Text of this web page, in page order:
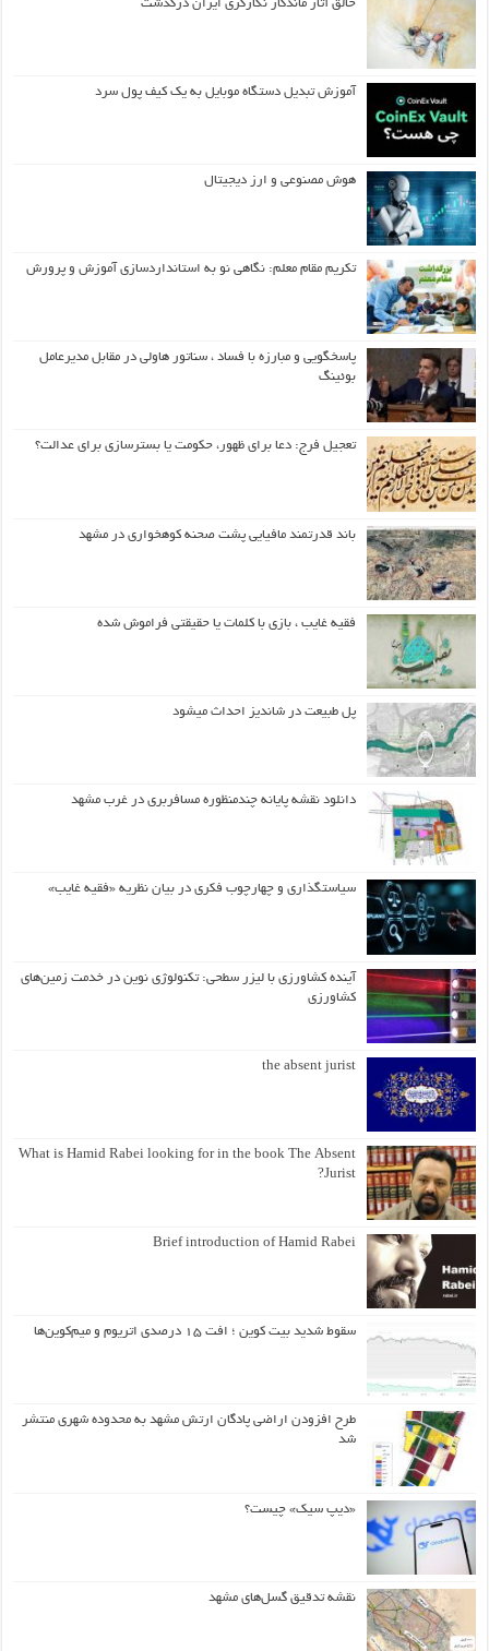
خالق آثار ماندگار نگارگری ایران درگذشت
آموزش تبدیل دستگاه موبایل به یک کیف‌ پول سرد
هوش مصنوعی و ارز دیجیتال
تکریم مقام معلم: نگاهی نو به استانداردسازی آموزش و پرورش
پاسخگویی و مبارزه با فساد ، سناتور هاولی در مقابل مدیرعامل
بوئینگ
تعجیل فرج: دعا برای ظهور، حکومت یا بسترسازی برای عدالت؟
باند قدرتمند مافیایی پشت صحنه کوهخواری در مشهد
فقیه غایب ، بازی با کلمات یا حقیقتی فراموش شده
پل طبیعت در شاندیز احداث میشود
دانلود نقشه پایانه چندمنظوره مسافربری در غرب مشهد
سیاستگذاری و چهارچوب فکری در بیان نظریه «فقیه غایب»
آینده کشاورزی با لیزر سطحی: تکنولوژی نوین در خدمت زمین‌های
کشاورزی
the absent jurist
What is Hamid Rabei looking for in the book The Absent
Jurist?
Brief introduction of Hamid Rabei
سقوط شدید بیت کوین ؛ افت ۱۵ درصدی اتریوم و میم‌کوین‌ها
طرح افزودن اراضی پادگان ارتش مشهد به محدوده شهری منتشر
شد
«دیپ سیک» چیست؟
نقشه تدقیق گسل‌های مشهد